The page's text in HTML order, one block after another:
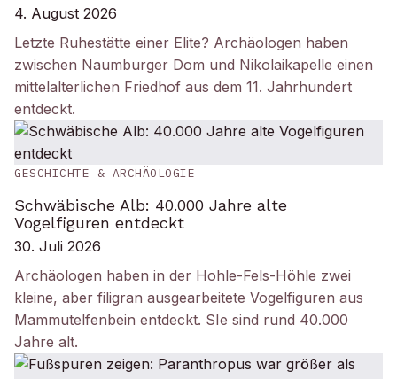
4. August 2026
Letzte Ruhestätte einer Elite? Archäologen haben
zwischen Naumburger Dom und Nikolaikapelle einen
mittelalterlichen Friedhof aus dem 11. Jahrhundert
entdeckt.
GESCHICHTE & ARCHÄOLOGIE
Schwäbische Alb: 40.000 Jahre alte
Vogelfiguren entdeckt
30. Juli 2026
Archäologen haben in der Hohle-Fels-Höhle zwei
kleine, aber filigran ausgearbeitete Vogelfiguren aus
Mammutelfenbein entdeckt. SIe sind rund 40.000
Jahre alt.